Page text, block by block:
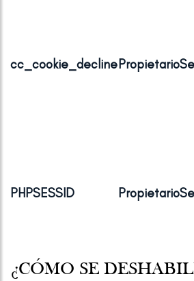
cc_cookie_declinePropietario
PHPSESSID Propietario
¿CÓMO SE